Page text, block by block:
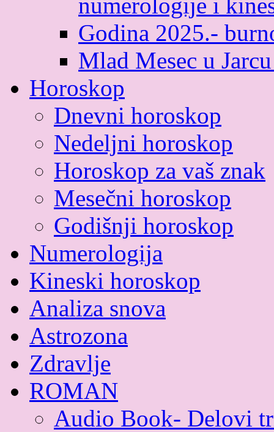
Godina 2025.-
Mlad Mesec u
Horoskop
Dnevni horoskop
Nedeljni horoskop
Horoskop za vaš znak
Mesečni horoskop
Godišnji horoskop
Numerologija
Kineski horoskop
Analiza snova
Astrozona
Zdravlje
ROMAN
Audio Book- Delovi